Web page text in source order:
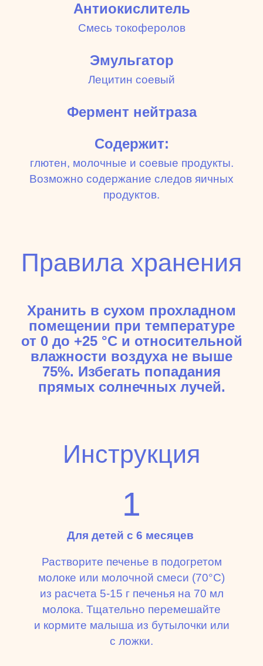
Антиокислитель
Смесь токоферолов
Эмульгатор
Лецитин соевый
Фермент нейтраза
Содержит:
глютен, молочные и соевые продукты.
Возможно содержание следов яичных
продуктов.
Правила хранения
Хранить в сухом прохладном
помещении при температуре
от 0 до +25 °C и относительной
влажности воздуха не выше
75%. Избегать попадания
прямых солнечных лучей.
Инструкция
1
Для детей с 6 месяцев
Растворите печенье в подогретом
молоке или молочной смеси (70°C)
из расчета 5-15 г печенья на 70 мл
молока. Тщательно перемешайте
и кормите малыша из бутылочки или
с ложки.